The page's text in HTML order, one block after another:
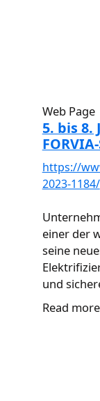
Web Page
5. bis 8.
https://
2023-1184/
einer der
seine
und
Read more